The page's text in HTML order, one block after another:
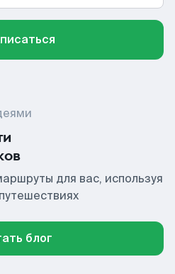
для вас, используя
блог